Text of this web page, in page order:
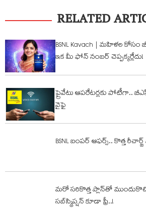
RELATED
BSNL Kavach | మహిళల
ఇక మీ ఫోన్ నంబర్ చెప్పక్కర్లేదు!
ప్రైవేటు ఆపరేటర్లకు పోటీగా..
వైఫై
BSNL బంప‌ర్ ఆఫ‌ర్స్.. కొత్త
మరో సరికొత్త ప్లాన్‌తో
సబ్‌స్క్రిప్షన్‌ కూడా ఫ్రీ..!